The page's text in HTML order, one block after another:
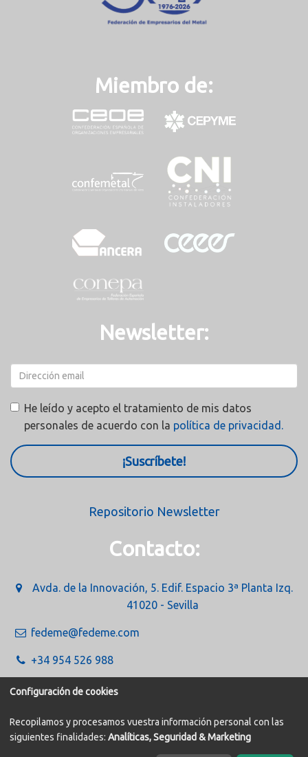
Miembro de:
Newsletter:
He leído y acepto el tratamiento de mis datos
personales de acuerdo con la política de privacidad.
¡Suscríbete!
Repositorio Newsletter
Contacto:
Avda. de la Innovación, 5. Edif. Espacio 3ª Planta Izq.
41020 - Sevilla
fedeme@fedeme.com
+34 954 526 988
Configuración de cookies
Recopilamos y procesamos vuestra información personal con las
siguientes finalidades: Analíticas, Seguridad & Marketing